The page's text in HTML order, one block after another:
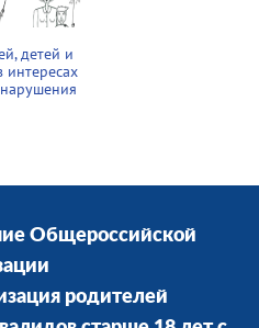
детей и
интересах
Общероссийской
родителей